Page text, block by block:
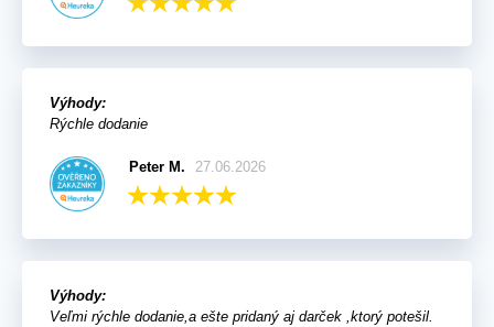
Výhody:
Rýchle dodanie
Peter M. 27.06.2026
Výhody:
Veľmi rýchle dodanie,a ešte pridaný aj darček ,ktorý potešil.